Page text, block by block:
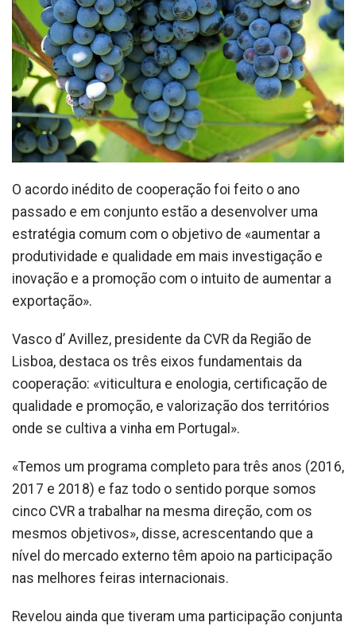
O acordo inédito de cooperação foi feito o ano
passado e em conjunto estão a desenvolver uma
estratégia comum com o objetivo de «aumentar a
produtividade e qualidade em mais investigação e
inovação e a promoção com o intuito de aumentar a
exportação».
Vasco d’ Avillez, presidente da CVR da Região de
Lisboa, destaca os três eixos fundamentais da
cooperação: «viticultura e enologia, certificação de
qualidade e promoção, e valorização dos territórios
onde se cultiva a vinha em Portugal».
«Temos um programa completo para três anos (2016,
2017 e 2018) e faz todo o sentido porque somos
cinco CVR a trabalhar na mesma direção, com os
mesmos objetivos», disse, acrescentando que a
nível do mercado externo têm apoio na participação
nas melhores feiras internacionais.
Revelou ainda que tiveram uma participação conjunta